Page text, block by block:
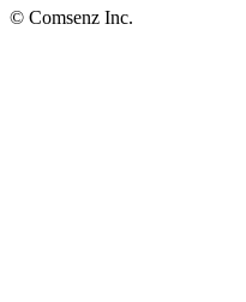
© Comsenz Inc.